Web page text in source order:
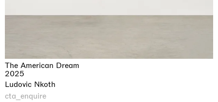
The American Dream
2025
Ludovic Nkoth
cta_enquire